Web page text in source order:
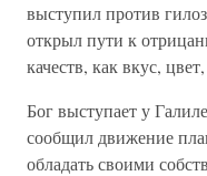
выступил против
открыл пути к
качеств, как вкус,
Бог выступает у
сообщил движение
обладать своими